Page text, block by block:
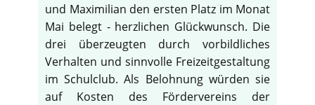
und Maximilian den ersten Platz im Monat
Mai belegt - herzlichen Glückwunsch. Die
drei überzeugten durch vorbildliches
Verhalten und sinnvolle Freizeitgestaltung
im Schulclub. Als Belohnung würden sie
auf Kosten des Fördervereins der